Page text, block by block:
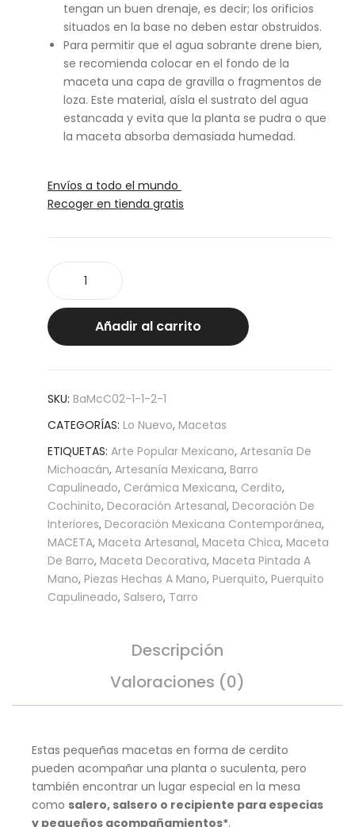
tengan un buen drenaje, es decir; los orificios
situados en la base no deben estar obstruidos.
Para permitir que el agua sobrante drene bien,
se recomienda colocar en el fondo de la
maceta una capa de gravilla o fragmentos de
loza. Este material, aísla el sustrato del agua
estancada y evita que la planta se pudra o que
la maceta absorba demasiada humedad.
Envíos a todo el mundo
Recoger en tienda gratis
Capulineado
(maceta)
cantidadAñadir al carrito
SKU: BaMcC02-1-1-2-1
CATEGORÍAS: Lo Nuevo, Macetas
ETIQUETAS: Arte Popular Mexicano, Artesanía De
Michoacán, Artesanía Mexicana, Barro
Capulineado, Cerámica Mexicana, Cerdito,
Cochinito, Decoración Artesanal, Decoración De
Interiores, Decoración Mexicana Contemporánea,
MACETA, Maceta Artesanal, Maceta Chica, Maceta
De Barro, Maceta Decorativa, Maceta Pintada A
Mano, Piezas Hechas A Mano, Puerquito, Puerquito
Capulineado, Salsero, Tarro
Descripción
Valoraciones (0)
Estas pequeñas macetas en forma de cerdito
pueden acompañar una planta o suculenta, pero
también encontrar un lugar especial en la mesa
como salero, salsero o recipiente para especias
y pequeños acompañamientos*.